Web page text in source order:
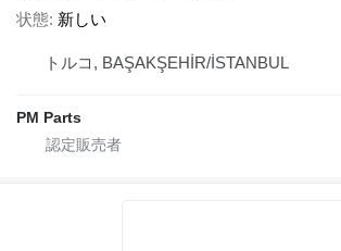
状態 新しい
トルコ, BAŞAKŞEHİR/İSTANBUL
PM Parts